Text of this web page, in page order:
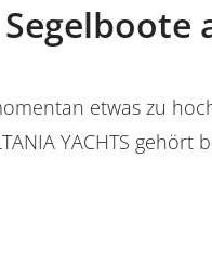
etwas zu
YACHTS gehört